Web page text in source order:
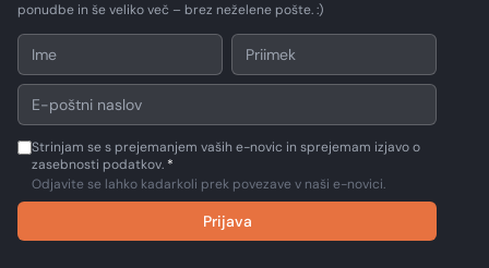
ponudbe in še veliko več – brez neželene pošte. :)
Strinjam se s prejemanjem vaših e-novic in sprejemam izjavo o
zasebnosti podatkov. *
Odjavite se lahko kadarkoli prek povezave v naši e-novici.
Prijava